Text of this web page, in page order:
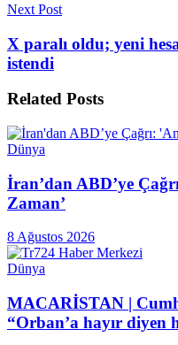
Next Post
X paralı oldu; yeni
istendi
Related Posts
Dünya
İran’dan ABD’ye
Zaman’
8 Ağustos 2026
Dünya
MACARİSTAN |
“Orban’a hayır diyen